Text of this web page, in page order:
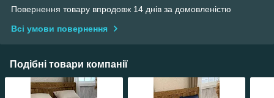
Повернення товару впродовж 14 днів за домовленістю
Всі умови повернення
Подібні товари компанії